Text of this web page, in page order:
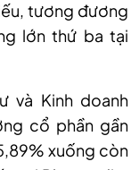
tương đương
lớn thứ ba tại
và Kinh doanh
cổ phần gần
xuống còn